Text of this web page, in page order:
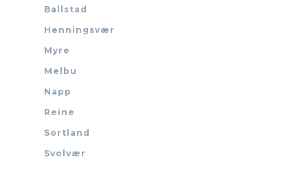
Ballstad
Henningsvær
Myre
Melbu
Napp
Reine
Sortland
Svolvær